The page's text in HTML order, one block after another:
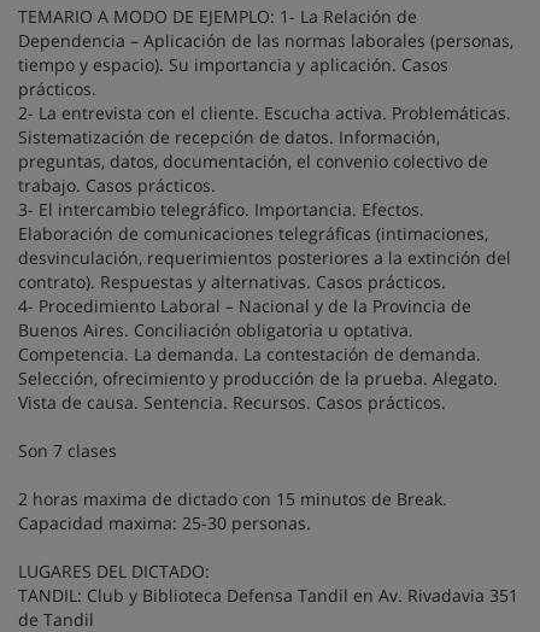
TEMARIO A MODO DE EJEMPLO: 1- La Relación de
Dependencia – Aplicación de las normas laborales (personas,
tiempo y espacio). Su importancia y aplicación. Casos
prácticos.
2- La entrevista con el cliente. Escucha activa. Problemáticas.
Sistematización de recepción de datos. Información,
preguntas, datos, documentación, el convenio colectivo de
trabajo. Casos prácticos.
3- El intercambio telegráfico. Importancia. Efectos.
Elaboración de comunicaciones telegráficas (intimaciones,
desvinculación, requerimientos posteriores a la extinción del
contrato). Respuestas y alternativas. Casos prácticos.
4- Procedimiento Laboral – Nacional y de la Provincia de
Buenos Aires. Conciliación obligatoria u optativa.
Competencia. La demanda. La contestación de demanda.
Selección, ofrecimiento y producción de la prueba. Alegato.
Vista de causa. Sentencia. Recursos. Casos prácticos.
Son 7 clases
2 horas maxima de dictado con 15 minutos de Break.
Capacidad maxima: 25-30 personas.
LUGARES DEL DICTADO:
TANDIL: Club y Biblioteca Defensa Tandil en Av. Rivadavia 351
de Tandil